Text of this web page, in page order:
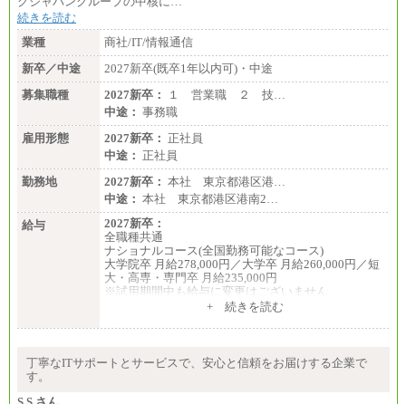
地により異なる。
〈東京・神奈川〉210,000 円
〈大阪・兵庫〉200,000 円
〈愛知〉194,500 円 〈福
岡〉185,000円
※基本給のみ（地域手当なし）
※試用期間中も給与変更なし
中途：
【阪急交通社】
◆正社員/総合職
月給250,000円～(※1)、247,000円～(※2)、242,000円
～(※3)、239,000円～(※4)、237,000円～（※5）
・月給は一律地域手当を含んだ金額を表示
（※1…36,000円、※2…33,000円、※3…28,000円、
※4…25,000円、※5…23,000円）
・試用期間中も給与変更なし
◆正社員/基幹職
〈東京・神奈川〉月給219,000 円～ 〈大阪・兵庫〉
続きを読む
業種
商社/IT/情報通信
新卒／中途
2027新卒(既卒1年以内可)・中途
募集職種
2027新卒：
１ 営業職 ２ 技…
中途： 事務職
雇用形態
2027新卒： 正社員
中途： 正社員
勤務地
2027新卒： 本社 東京都港区港…
中途： 本社 東京都港区港南2…
給与
2027新卒：
全職種共通
ナショナルコース(全国勤務可能なコース)
大学院卒 月給278,000円／大学卒 月給260,000円／短
大・高専・専門卒 月給235,000円
※試用期間中も給与に変更はございません
大学院卒 月給264,000円／大学卒 月給250,000円／短
※試用期間中も給与に変更はございません
中途：
+ 続きを読む
丁寧なITサポートとサービスで、安心と信頼をお届けする企業で
す。